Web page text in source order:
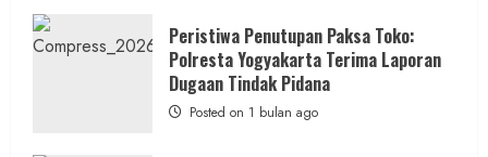
Pelecehan
Anak
Bantul:
Aliansi
Kawal
Peristiwa Penutupan Paksa Toko:
Polresta Yogyakarta Terima Laporan
Dugaan Tindak Pidana
Posted on 1 bulan ago